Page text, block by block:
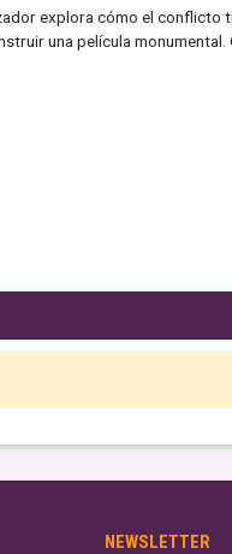
explora cómo el
una película
NEWSLETTER